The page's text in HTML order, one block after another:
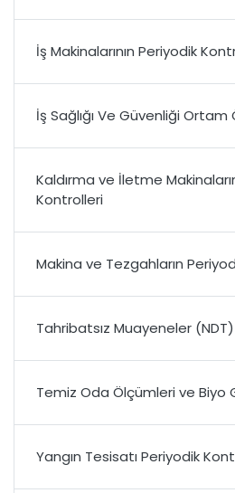
İş Makinalarının Periyodik
İş Sağlığı Ve Güvenliği Ortam
Kaldırma ve İletme
Kontrolleri
Makina ve Tezgahların
Tahribatsız Muayeneler (NDT)
Temiz Oda Ölçümleri ve Biyo
Yangın Tesisatı Periyodik